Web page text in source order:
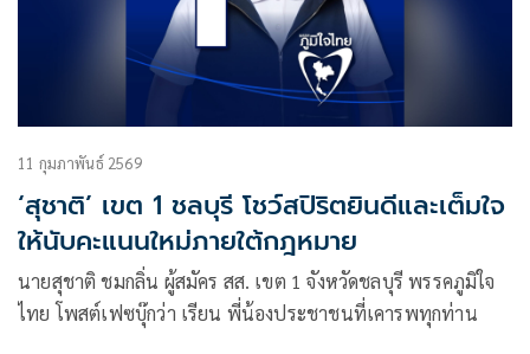
11 กุมภาพันธ์ 2569
‘สุชาติ’ เขต 1 ชลบุรี โชว์สปิริตยินดีและเต็มใจ
ให้นับคะแนนใหม่ภายใต้กฎหมาย
นายสุชาติ ชมกลิ่น ผู้สมัคร สส. เขต 1 จังหวัดชลบุรี พรรคภูมิใจ
ไทย โพสต์เฟซบุ๊กว่า เรียน พี่น้องประชาชนที่เคารพทุกท่าน